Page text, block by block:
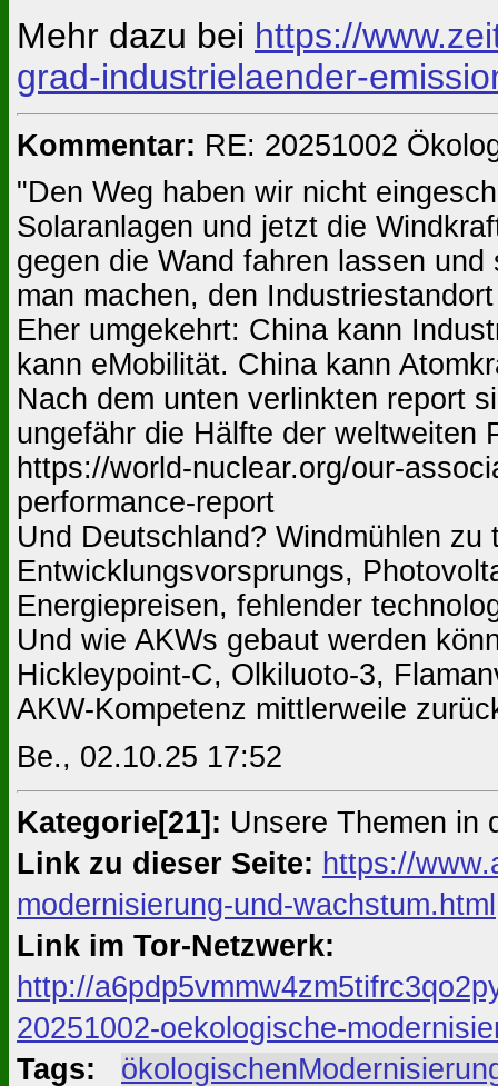
Mehr dazu bei https://
grad-industrielaender-
Kommentar: RE: 20251002
"Den Weg haben wir nicht
Solaranlagen und jetzt die
gegen die Wand fahren lassen
man machen, den
Eher umgekehrt: China kann
kann eMobilität. China kann
Nach dem unten verlinkten report
ungefähr die Hälfte der weltweiten
https://world-nuclear.org/our-
performance-report
Und Deutschland? Windmühlen
Entwicklungsvorsprungs,
Energiepreisen, fehlender
Und wie AKWs gebaut werden
Hickleypoint-C, Olkiluoto-3,
AKW-Kompetenz mittlerweile
Be., 02.10.25 17:52
Kategorie[21]: Unsere Themen in
Link zu dieser Seite: https://
modernisierung-und-wachstum.html
Link im Tor-Netzwerk:
http://
20251002-oekologische-
Tags: